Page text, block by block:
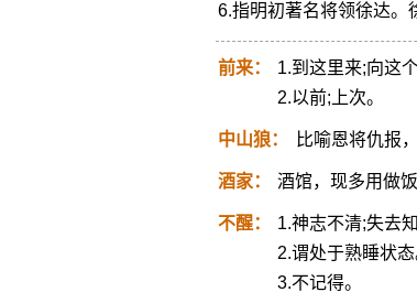
6.指明初著名将领徐达。
前来：
1.到这里来;向这
2.以前;上次。
中山狼： 比喻恩将仇报
酒家： 酒馆，现多用做饭
不醒：
1.神志不清;失去知
2.谓处于熟睡状态
3.不记得。